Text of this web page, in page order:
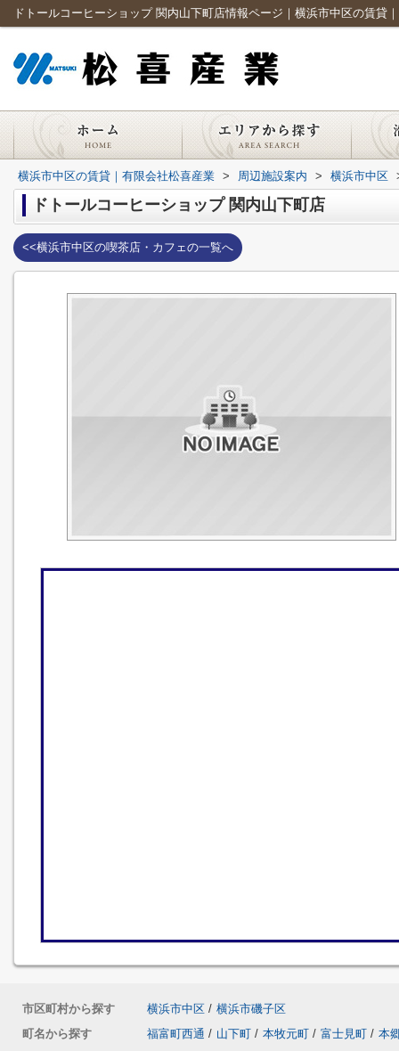
ドトールコーヒーショップ 関内山下町店情報ページ｜横浜市中区の賃貸
横浜市中区の賃貸｜有限会社松喜産業 > 周辺施設案内 > 横浜市中区
ドトールコーヒーショップ 関内山下町店
<<横浜市中区の喫茶店・カフェの一覧へ
市区町村から探す 横浜市中区 / 横浜市磯子区
町名から探す
福富町西通 / 山下町 / 本牧元町 / 富士見町 / 本